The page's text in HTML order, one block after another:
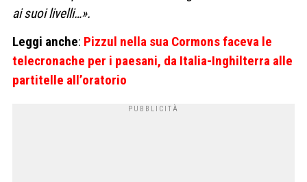
aisuoi livelli…».
Leggi anche: Pizzul nella sua Cormons faceva le
telecronache per i paesani, da Italia-Inghilterra alle
partitelle all’oratorio